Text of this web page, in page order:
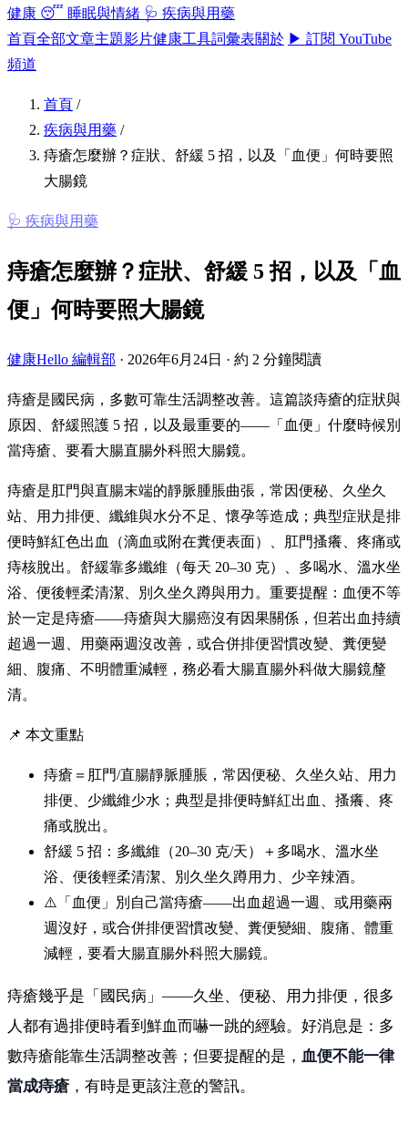
健康 😴 睡眠與情緒 🩺 疾病與用藥
首頁全部文章主題影片健康工具詞彙表關於 ▶ 訂閱 YouTube
頻道
首頁 /
疾病與用藥 /
痔瘡怎麼辦？症狀、舒緩 5 招，以及「血便」何時要照
大腸鏡
🩺 疾病與用藥
痔瘡怎麼辦？症狀、舒緩 5 招，以及「血
便」何時要照大腸鏡
健康Hello 編輯部 · 2026年6月24日 · 約 2 分鐘閱讀
痔瘡是國民病，多數可靠生活調整改善。這篇談痔瘡的症狀與
原因、舒緩照護 5 招，以及最重要的——「血便」什麼時候別
當痔瘡、要看大腸直腸外科照大腸鏡。
痔瘡是肛門與直腸末端的靜脈腫脹曲張，常因便秘、久坐久
站、用力排便、纖維與水分不足、懷孕等造成；典型症狀是排
便時鮮紅色出血（滴血或附在糞便表面）、肛門搔癢、疼痛或
痔核脫出。舒緩靠多纖維（每天 20–30 克）、多喝水、溫水坐
浴、便後輕柔清潔、別久坐久蹲與用力。重要提醒：血便不等
於一定是痔瘡——痔瘡與大腸癌沒有因果關係，但若出血持續
超過一週、用藥兩週沒改善，或合併排便習慣改變、糞便變
細、腹痛、不明體重減輕，務必看大腸直腸外科做大腸鏡釐
清。
📌 本文重點
痔瘡＝肛門/直腸靜脈腫脹，常因便秘、久坐久站、用力
排便、少纖維少水；典型是排便時鮮紅出血、搔癢、疼
痛或脫出。
舒緩 5 招：多纖維（20–30 克/天）＋多喝水、溫水坐
浴、便後輕柔清潔、別久坐久蹲用力、少辛辣酒。
⚠️「血便」別自己當痔瘡——出血超過一週、或用藥兩
週沒好，或合併排便習慣改變、糞便變細、腹痛、體重
減輕，要看大腸直腸外科照大腸鏡。
痔瘡幾乎是「國民病」——久坐、便秘、用力排便，很多
人都有過排便時看到鮮血而嚇一跳的經驗。好消息是：多
數痔瘡能靠生活調整改善；但要提醒的是， 血便不能一律
當成痔瘡 ，有時是更該注意的警訊。